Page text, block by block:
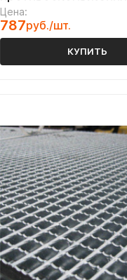
Цена:
787руб./шт.
КУПИТЬ